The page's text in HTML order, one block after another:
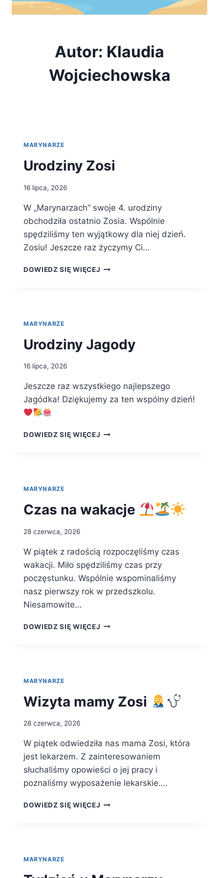
Autor: Klaudia
Wojciechowska
MARYNARZE
Urodziny Zosi
16 lipca, 2026
W „Marynarzach” swoje 4. urodziny
obchodziła ostatnio Zosia. Wspólnie
spędziliśmy ten wyjątkowy dla niej dzień.
Zosiu! Jeszcze raz życzymy Ci…
DOWIEDZ SIĘ WIĘCEJ URODZINY
MARYNARZE
Urodziny Jagody
16 lipca, 2026
Jeszcze raz wszystkiego najlepszego
Jagódka! Dziękujemy za ten wspólny dzień!
DOWIEDZ SIĘ WIĘCEJ URODZINY
MARYNARZE
Czas na wakacje
28 czerwca, 2026
W piątek z radością rozpoczęliśmy czas
wakacji. Miło spędziliśmy czas przy
poczęstunku. Wspólnie wspominaliśmy
nasz pierwszy rok w przedszkolu.
Niesamowite…
DOWIEDZ SIĘ WIĘCEJ CZAS
MARYNARZE
Wizyta mamy Zosi
28 czerwca, 2026
W piątek odwiedziła nas mama Zosi, która
jest lekarzem. Z zainteresowaniem
słuchaliśmy opowieści o jej pracy i
poznaliśmy wyposażenie lekarskie….
DOWIEDZ SIĘ WIĘCEJ WIZYTA
MARYNARZE